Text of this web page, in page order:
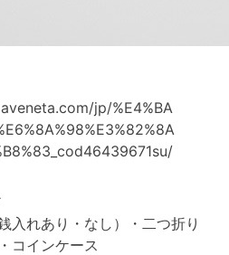
jp/%E4%BA
入れあり・なし）・二つ折り
コインケース